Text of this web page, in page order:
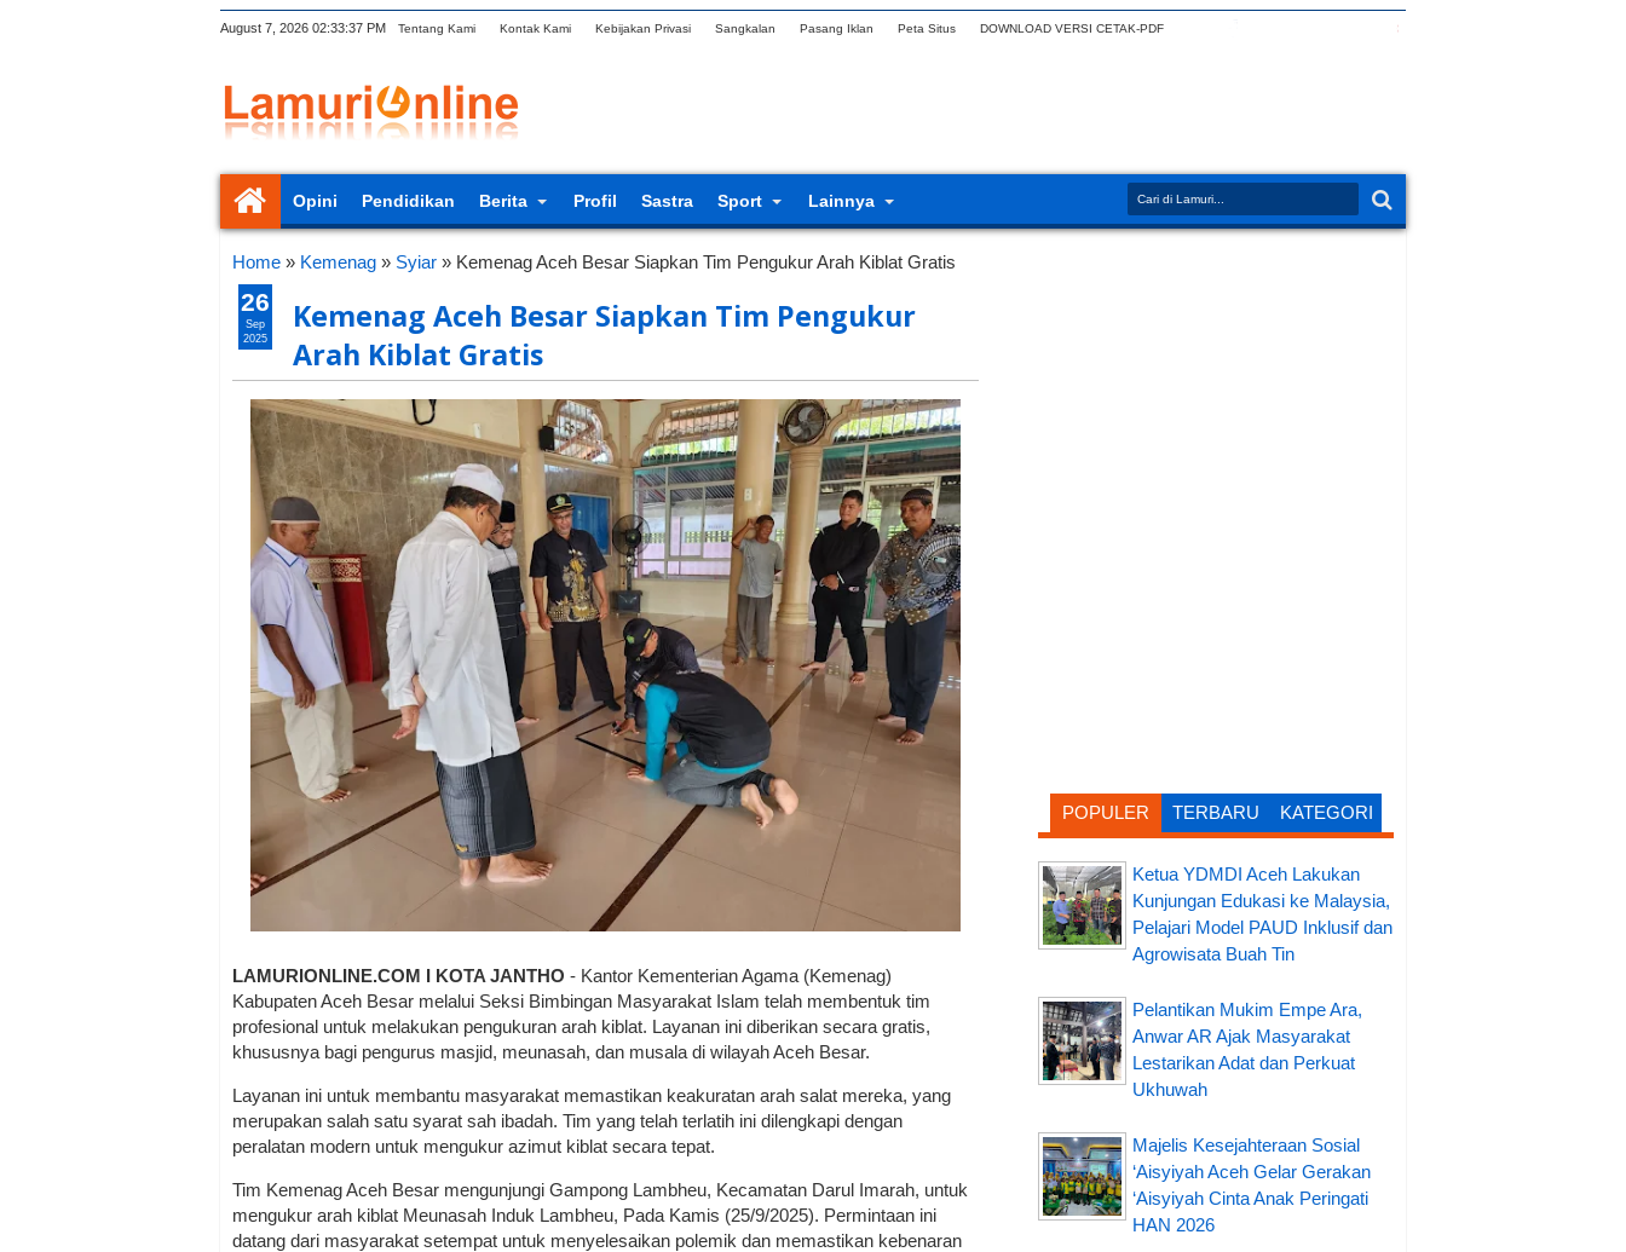
August 7, 2026 02:33:38 PM Tentang Kami Kontak Kami Kebijakan Privasi Sangkalan Pasang Iklan Peta Situs DOWNLOAD VERSI CETAK-PDF
Opini Pendidikan Berita Profil Sastra Sport Lainnya
Home » Kemenag » Syiar » Kemenag Aceh Besar Siapkan Tim Pengukur Arah Kiblat Gratis
Kemenag Aceh Besar Siapkan Tim Pengukur
Arah Kiblat Gratis
LAMURIONLINE.COM I KOTA JANTHO - Kantor Kementerian Agama (Kemenag)
Kabupaten Aceh Besar melalui Seksi Bimbingan Masyarakat Islam telah membentuk tim
profesional untuk melakukan pengukuran arah kiblat. Layanan ini diberikan secara gratis,
khususnya bagi pengurus masjid, meunasah, dan musala di wilayah Aceh Besar.
Layanan ini untuk membantu masyarakat memastikan keakuratan arah salat mereka, yang
merupakan salah satu syarat sah ibadah. Tim yang telah terlatih ini dilengkapi dengan
peralatan modern untuk mengukur azimut kiblat secara tepat.
Tim Kemenag Aceh Besar mengunjungi Gampong Lambheu, Kecamatan Darul Imarah, untuk
mengukur arah kiblat Meunasah Induk Lambheu, Pada Kamis (25/9/2025). Permintaan ini
datang dari masyarakat setempat untuk menyelesaikan polemik dan memastikan kebenaran
26
Sep
2025
POPULER TERBARU KATEGORI
Ketua YDMDI Aceh Lakukan
Kunjungan Edukasi ke Malaysia,
Pelajari Model PAUD Inklusif dan
Agrowisata Buah Tin
Pelantikan Mukim Empe Ara,
Anwar AR Ajak Masyarakat
Lestarikan Adat dan Perkuat
Ukhuwah
Majelis Kesejahteraan Sosial
‘Aisyiyah Aceh Gelar Gerakan
‘Aisyiyah Cinta Anak Peringati
HAN 2026